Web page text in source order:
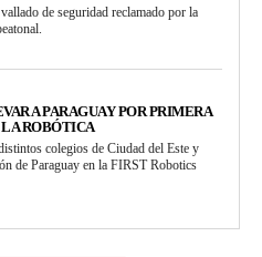
de seguridad reclamado por la
A PARAGUAY POR PRIMERA
ROBÓTICA
colegios de Ciudad del Este y
de Paraguay en la FIRST Robotics